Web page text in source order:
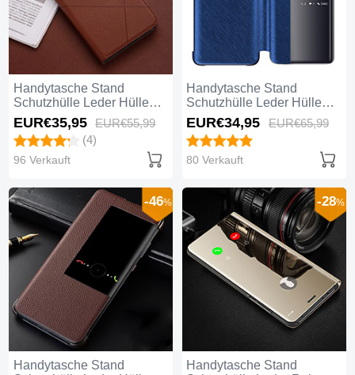
Handytasche Stand
Schutzhülle Leder Hülle
T09 für Huawei Mate 20
Braun
EUR€35,95 EUR€55,99
(4)
96 Verkauft
Handytasche Stand
Schutzhülle Leder Hülle
T07 für Huawei Mate 20
Blau
EUR€34,95 EUR€65,99
80 Verkauft
Handytasche Stand
-46%
Handytasche Stand
-28%